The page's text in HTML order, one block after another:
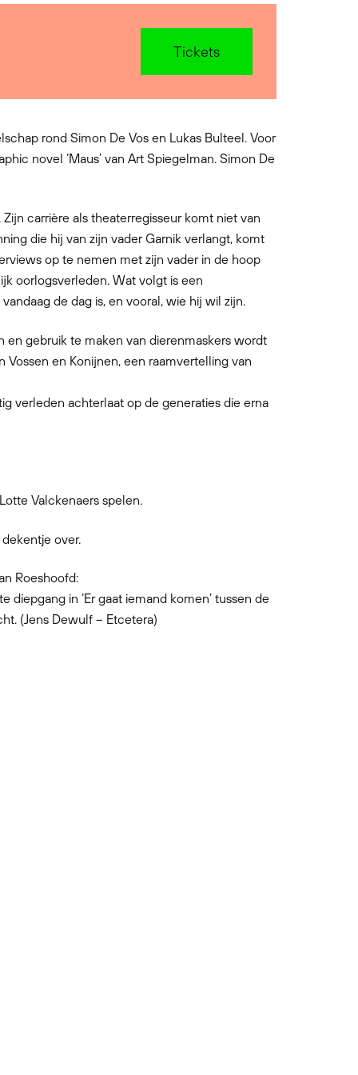
Tickets
rond Simon De Vos en Lukas Bulteel. Voor
novel ‘Maus’ van Art Spiegelman. Simon De
carrière als theaterregisseur komt niet van
die hij van zijn vader Garnik verlangt, komt
op te nemen met zijn vader in de hoop
oorlogsverleden. Wat volgt is een
de dag is, en vooral, wie hij wil zijn.
en gebruik te maken van dierenmaskers wordt
Vossen en Konijnen, een raamvertelling van
verleden achterlaat op de generaties die erna
Valckenaers spelen.
over.
Roeshoofd:
in ‘Er gaat iemand komen’ tussen de
(Jens Dewulf – Etcetera)